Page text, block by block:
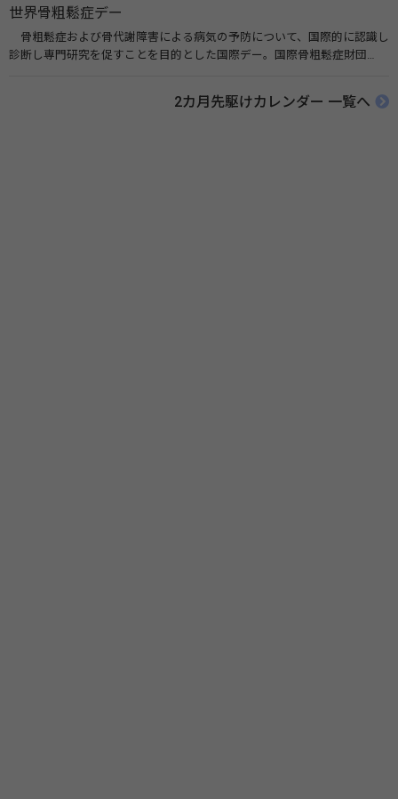
世界骨粗鬆症デー
骨粗鬆症および骨代謝障害による病気の予防について、国際的に認識し
診断し専門研究を促すことを目的とした国際デー。国際骨粗鬆症財団
法人 骨粗鬆症財団 世界骨粗鬆症デー（WOD）2カ月先駆けカレンダー 一覧へ